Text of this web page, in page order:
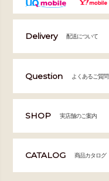
Delivery 配送について
Question よくあるご質問
SHOP 実店舗のご案内
CATALOG 商品カタログ